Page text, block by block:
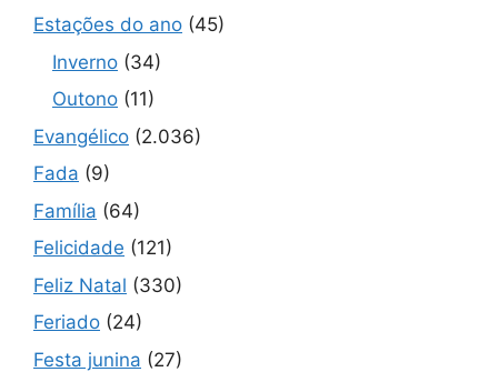
Estações do ano (45)
Inverno (34)
Outono (11)
Evangélico (2.036)
Fada (9)
Família (64)
Felicidade (121)
Feliz Natal (330)
Feriado (24)
Festa junina (27)